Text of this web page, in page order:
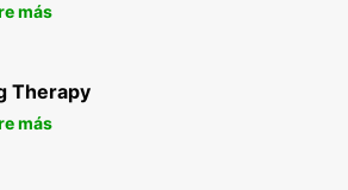
más
Therapy
más